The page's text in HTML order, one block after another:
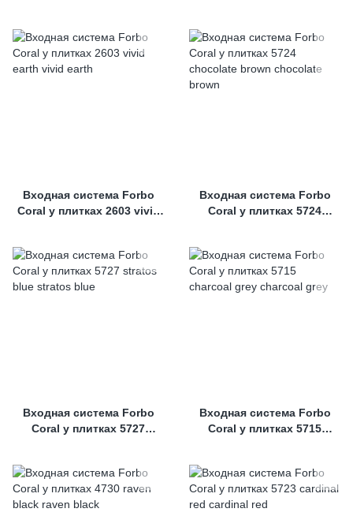
Входная система Forbo
Coral у плитках 2603 vivid
Входная система Forbo
Coral у плитках 5724
Входная система Forbo
Coral у плитках 5727
Входная система Forbo
Coral у плитках 5715